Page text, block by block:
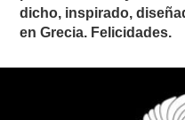
dicho, inspirado,
en Grecia. Felicidades.